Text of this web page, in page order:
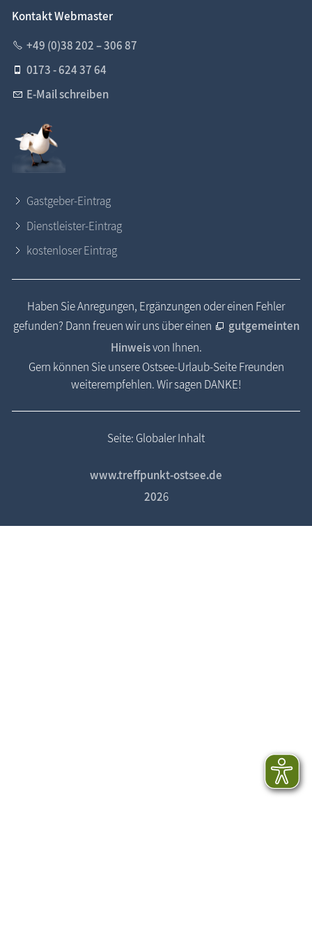
Kontakt Webmaster
+49 (0)38 202 – 306 87
0173 - 624 37 64
E-Mail schreiben
Gastgeber-Eintrag
Dienstleister-Eintrag
kostenloser Eintrag
Haben Sie Anregungen, Ergänzungen oder einen Fehler
gefunden? Dann freuen wir uns über einen
gutgemeinten
Hinweisvon Ihnen.
Gern können Sie unsere Ostsee-Urlaub-Seite Freunden
weiterempfehlen. Wir sagen DANKE!
Seite: Globaler Inhalt
www.treffpunkt-ostsee.de
2026